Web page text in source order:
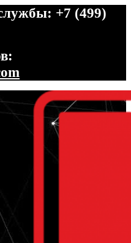
+7 (499)